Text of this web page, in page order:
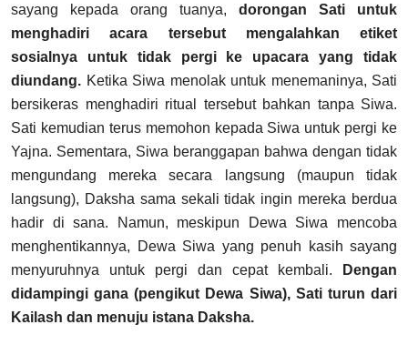
sayang kepada orang tuanya, dorongan Sati untuk
menghadiri acara tersebut mengalahkan etiket
sosialnya untuk tidak pergi ke upacara yang tidak
diundang. Ketika Siwa menolak untuk menemaninya, Sati
bersikeras menghadiri ritual tersebut bahkan tanpa Siwa.
Sati kemudian terus memohon kepada Siwa untuk pergi ke
Yajna. Sementara, Siwa beranggapan bahwa dengan tidak
mengundang mereka secara langsung (maupun tidak
langsung), Daksha sama sekali tidak ingin mereka berdua
hadir di sana.
Namun, meskipun Dewa Siwa mencoba
menghentikannya, Dewa Siwa yang penuh kasih sayang
menyuruhnya untuk pergi dan cepat kembali.
Dengan
didampingi gana (pengikut Dewa Siwa), Sati turun dari
Kailash dan menuju istana Daksha.